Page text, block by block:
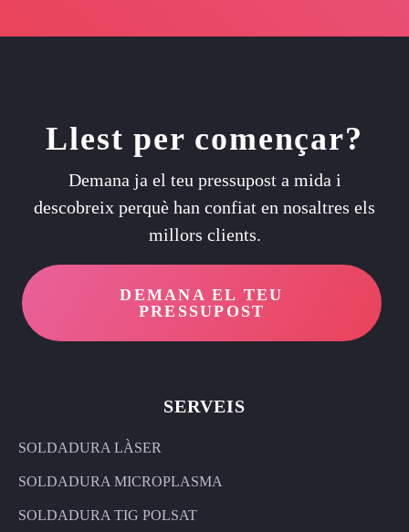
Llest per començar?
Demana ja el teu pressupost a mida i
descobreix perquè han confiat en nosaltres els
millors clients.
DEMANA EL TEU
PRESSUPOST
SERVEIS
SOLDADURA LÀSER
SOLDADURA MICROPLASMA
SOLDADURA TIG POLSAT